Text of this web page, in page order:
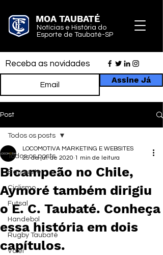
MOA TAUBATÉ
Notícias e História do
Esporte de Taubaté-SP
Receba as novidades
Assine Já
Post
Todos os posts
Basquete
Ciclismo
Futsal
Handebol
Rugby Taubaté
Vôlei
Todos os posts
Bicampeão no Chile,
Aymoré também dirigiu
o E. C. Taubaté. Conheça
essa história em dois
capítulos.
LOCOMOTIVA MARKETING E WEBSITES
25 de jul. de 2020 1 min de leitura